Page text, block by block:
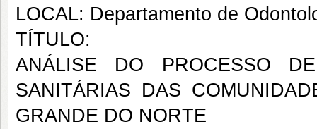
LOCAL: Departamento de
TÍTULO:
ANÁLISE DO PROCESSO
SANITÁRIAS DAS
GRANDE DO NORTE